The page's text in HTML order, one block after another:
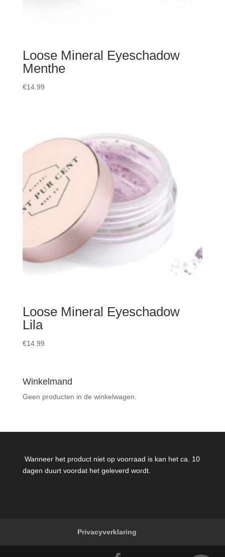
Loose Mineral Eyeschadow
Menthe
€14.99
Loose Mineral Eyeschadow
Lila
€14.99
Winkelmand
Geen producten in de winkelwagen.
Wanneer het product niet op voorraad is kan het ca. 10
dagen duurt voordat het geleverd wordt.
Privacyverklaring